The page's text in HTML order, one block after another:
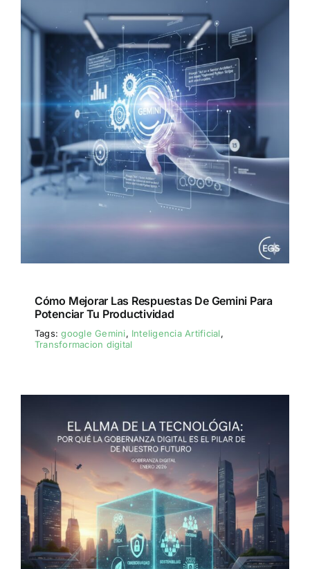
Cómo Mejorar Las Respuestas De Gemini Para
Potenciar Tu Productividad
Tags:google Gemini, Inteligencia Artificial,
Transformacion digital